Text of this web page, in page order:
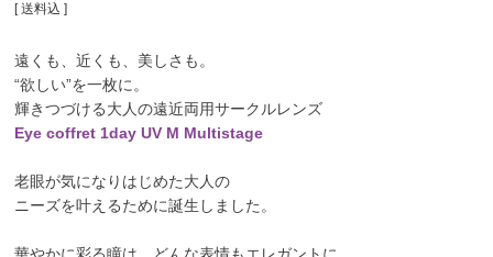
送料込
遠くも、近くも、美しさも。
“欲しい”を一枚に。
輝きつづける大人の遠近両用サークルレンズ
Eye coffret 1day UV M Multistage
老眼が気になりはじめた大人の
ニーズを叶えるために誕生しました。